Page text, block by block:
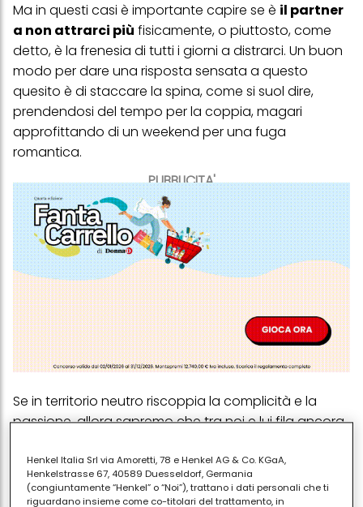
PUBBLICITA'
Ma in questi casi è importante capire se è il partner
a non attrarci più fisicamente, o piuttosto, come
detto, è la frenesia di tutti i giorni a distrarci. Un buon
modo per dare una risposta sensata a questo
quesito è di staccare la spina, come si suol dire,
prendendosi del tempo per la coppia, magari
approfittando di un weekend peruna fuga
romantica.
Se in territorio neutro riscoppia la complicità e la
passione, allora sapremo che tra noi e lui fila ancora
aspettarciche le cose non funzionino come sperato
In questo caso è possibile che lamancanza di
attrazionesia anche sintomo di problemi diversi.
Henkel Italia Srl via Amoretti, 78 e Henkel AG & Co. KGaA,
Henkelstrasse 67, 40589 Duesseldorf, Germania
(congiuntamente “Henkel” o “Noi”), trattano i dati personali che ti
riguardano insieme come co-titolari del trattamento, in